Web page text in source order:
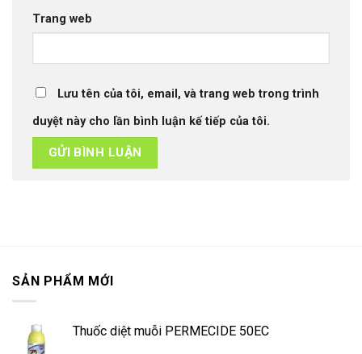
Trang web
Lưu tên của tôi, email, và trang web trong trình
duyệt này cho lần bình luận kế tiếp của tôi.
SẢN PHẨM MỚI
Thuốc diệt muỗi PERMECIDE 50EC